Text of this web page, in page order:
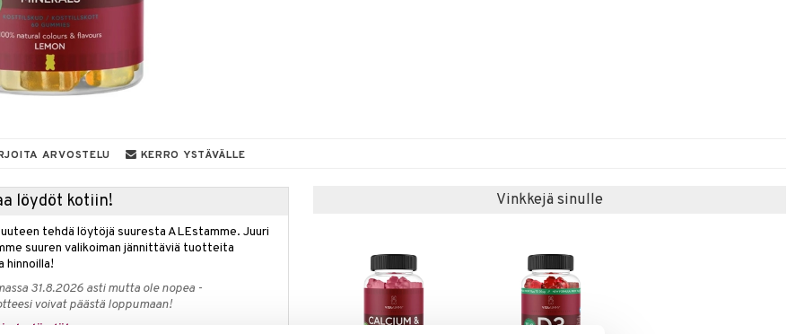
ARVOSTELU KERRO YSTÄVÄLLE
löydöt kotiin!
tehdä löytöjä suuresta ALEstamme. Juuri
suuren valikoiman jännittäviä tuotteita
hinnoilla!
31.8.2026 asti mutta ole nopea -
voivat päästä loppumaan!
ale-löydöt »
Vinkkejä sinulle